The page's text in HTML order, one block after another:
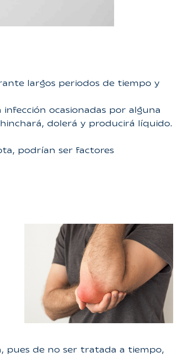
largos periodos de tiempo y
ocasionadas por alguna
dolerá y producirá líquido.
podrían ser factores
pues de no ser tratada a tiempo,